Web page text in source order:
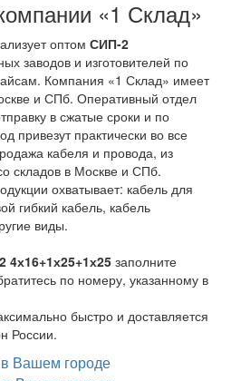
«1 Склад»
оптом СИП-2
заводов и изготовителей по
Компания «1 Склад» имеет
и СПб. Оперативный отдел
в сжатые сроки и по
привезут практически во все
кабеля и провода, из
складов в Москве и СПб.
охватывает: кабель для
гибкий кабель, кабель
виды.
4х16+1х25+1х25 заполните
по номеру, указанному в
быстро и доставляется
России.